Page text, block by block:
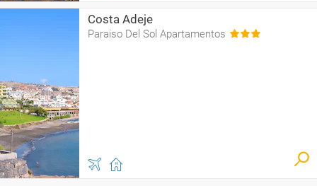
Costa Adeje
Paraiso Del Sol Apartamentos